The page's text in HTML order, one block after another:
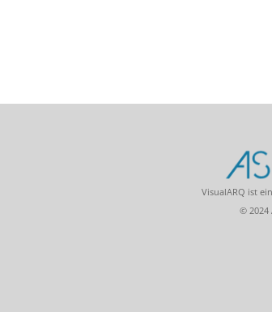
VisualARQ ist
© 2024